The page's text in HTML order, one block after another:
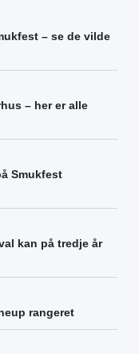
– se de vilde
– her er alle
Smukfest
kan på tredje år
rangeret